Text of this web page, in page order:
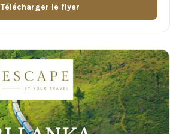
Télécharger le flyer